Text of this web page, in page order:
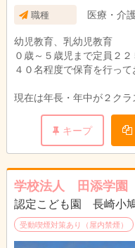
２．週平
7時～16時
8時～17時
9時～18時
など正職
一日8時間
度。出勤
職種
医療・介
幼児教育、乳幼児教育
０歳～５歳児まで定員２
４０名程度で保育を行って
現在は年長・年中が２ク
児・１歳児・０歳児は１ク
０歳～満３歳児クラスは
キープ
学校法人 田添学園
認定こども園 長崎小
受動喫煙対策あり（屋内禁煙）